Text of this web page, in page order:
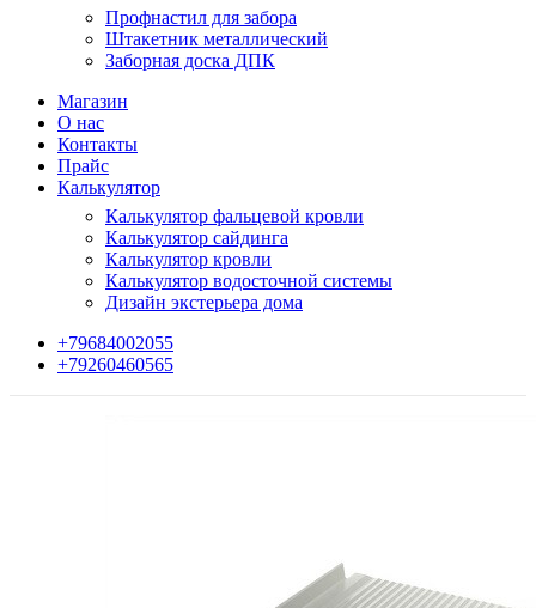
Профнастил для забора
Штакетник металлический
Заборная доска ДПК
Магазин
О нас
Контакты
Прайс
Калькулятор
Калькулятор фальцевой кровли
Калькулятор сайдинга
Калькулятор кровли
Калькулятор водосточной системы
Дизайн экстерьера дома
+79684002055
+79260460565